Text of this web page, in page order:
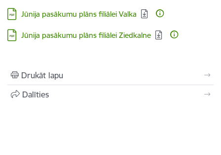
Lejupielādēt:
Jūnija pasākumu plāns filiālei Valka
Lejupielādēt:
Jūnija pasākumu plāns filiālei Ziedkalne
Drukāt lapu
Dalīties